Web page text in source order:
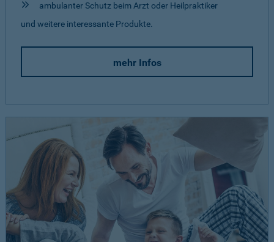
ambulanter Schutz beim Arzt oder Heilpraktiker
und weitere interessante Produkte.
mehr Infos